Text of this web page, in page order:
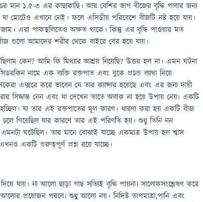
মান ১.৫-৩ এর কাছাকাছি। আর বেশির ভাগ বীজের বৃদ্ধি পাবার জন্য
এখানে নেই। ফলে এসিডীয় পরিবেশে বীজটি নষ্ট হয়ে যায়।
এরা পাকস্থলিতেও অক্ষত থাকে। কিন্তু এর বৃদ্ধি পাওয়ার মত
গুলো আমাদের শরীর থেকে বাইরে বের হয়ে যায়।
কেন? আমি কি মিথ্যার আশ্রয় নিয়েছি? উত্তর হল না। এমন ঘটনা
নামে এক ব্যক্তি রক্তপাত এবং বুকে প্রচন্ড ব্যাথা নিয়ে
এক্সরে করে ভাবেন যে তার ক্যান্সার হয়েছে এবং এর জন্য দায়ী
সিদ্ধান্ত নেন এবং যা দেখেন তাতে অবাক না হয়ে উপায় নেয়৷ একটি
যা তার এই রক্তপাতের মূল কারণ। ধারণা করা হয় একটি বীজ
গিয়েছিল যার কারণে তার এই পরিণতি হয়। শুধু তিনি নন
ঘটেছিল। তার মানে বোঝাই যাচ্ছে একমাত্র উপায় হল শ্বাস
একটি গুরুত্বপূর্ণ প্রশ্ন রয়ে যাচ্ছে।
যায়। না আলো ছাড়া গাছ সত্যিই বৃদ্ধি পায়না৷ সালোকসংশ্লেষণ করে
প্রয়োজন পরবে৷ শুধু আলো নয়। নিদিষ্ট তাপমাত্রা,পানি এবং